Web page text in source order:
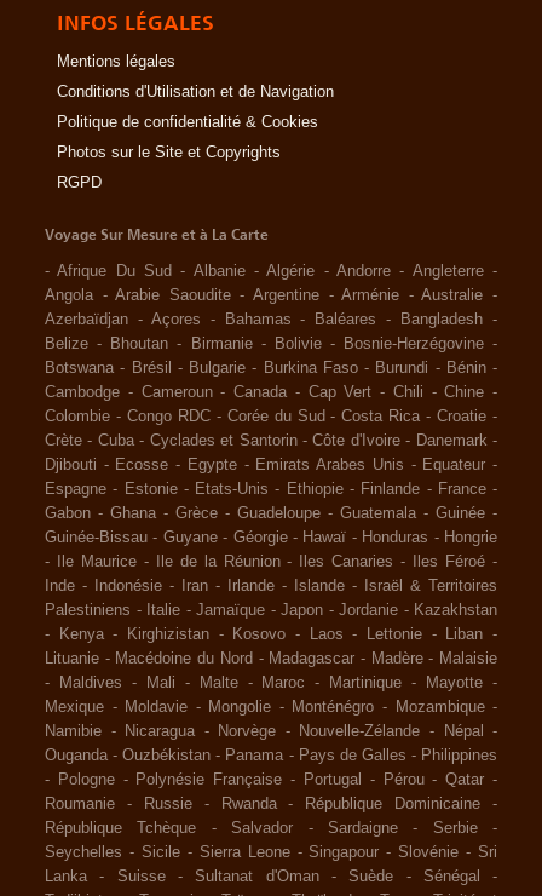
INFOS LÉGALES
Mentions légales
Conditions d'Utilisation et de Navigation
Politique de confidentialité & Cookies
Photos sur le Site et Copyrights
RGPD
Voyage Sur Mesure et à La Carte
-Afrique Du Sud - Albanie -Algérie -Andorre - Angleterre -
Angola -Arabie Saoudite -Argentine -Arménie -Australie -
Azerbaïdjan - Açores - Bahamas - Baléares - Bangladesh -
Belize - Bhoutan - Birmanie - Bolivie - Bosnie-Herzégovine -
Botswana - Brésil - Bulgarie - Burkina Faso - Burundi - Bénin -
Cambodge - Cameroun - Canada - Cap Vert - Chili -Chine -
Colombie - Congo RDC - Corée du Sud -Costa Rica -Croatie -
Crète - Cuba - Cyclades et Santorin -Côte d'Ivoire - Danemark -
Djibouti - Ecosse - Egypte - Emirats Arabes Unis - Equateur -
Espagne - Estonie - Etats-Unis - Ethiopie - Finlande - France -
Gabon - Ghana - Grèce - Guadeloupe - Guatemala - Guinée -
Guinée-Bissau - Guyane - Géorgie - Hawaï - Honduras - Hongrie
-
Ile Maurice - Ile de la Réunion - Iles Canaries - Iles Féroé -
Inde - Indonésie - Iran - Irlande - Islande -
Israël & Territoires
Palestiniens - Italie - Jamaïque - Japon - Jordanie - Kazakhstan
-
Kenya - Kirghizistan - Kosovo - Laos - Lettonie - Liban -
Lituanie - Macédoine du Nord - Madagascar - Madère - Malaisie
-
Maldives - Mali - Malte - Maroc - Martinique - Mayotte -
Mexique - Moldavie - Mongolie - Monténégro - Mozambique -
Namibie - Nicaragua - Norvège - Nouvelle-Zélande - Népal
-
Ouganda -Ouzbékistan - Panama - Pays de Galles - Philippines
-
Pologne - Polynésie Française - Portugal - Pérou -Qatar -
Roumanie
- Russie - Rwanda - République Dominicaine
-
République Tchèque
- Salvador - Sardaigne - Serbie
-
Seychelles - Sicile - Sierra Leone - Singapour - Slovénie - Sri
Lanka
- Suisse - Sultanat d'Oman - Suède - Sénégal
-